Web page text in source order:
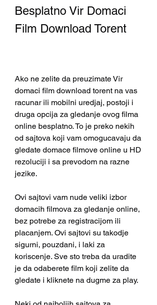
Besplatno Vir Domaci
Film Download Torent
Ako ne zelite da preuzimate Vir
domaci film download torent na vas
racunar ili mobilni uredjaj, postoji i
druga opcija za gledanje ovog filma
online besplatno. To je preko nekih
od sajtova koji vam omogucavaju da
gledate domace filmove online u HD
rezoluciji i sa prevodom na razne
jezike.
Ovi sajtovi vam nude veliki izbor
domacih filmova za gledanje online,
bez potrebe za registracijom ili
placanjem. Ovi sajtovi su takodje
sigurni, pouzdani, i laki za
koriscenje. Sve sto treba da uradite
je da odaberete film koji zelite da
gledate i kliknete na dugme za play.